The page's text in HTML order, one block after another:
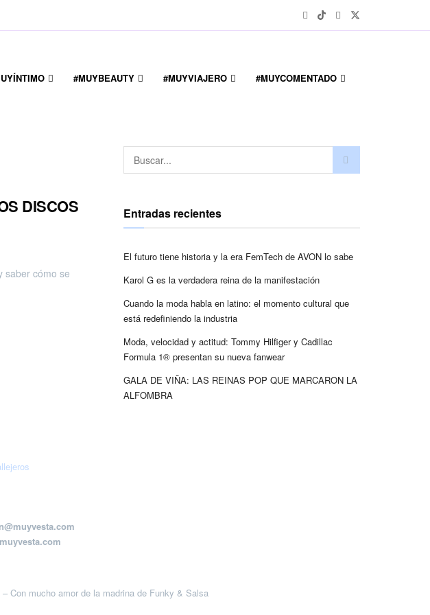
#MUYBEAUTY #MUYVIAJERO #MUYCOMENTADO
DISCOS
saber cómo se
Entradas recientes
El futuro tiene historia y la era FemTech de AVON lo sabe
Karol G es la verdadera reina de la manifestación
Cuando la moda habla en latino: el momento cultural que
está redefiniendo la industria
Moda, velocidad y actitud: Tommy Hilfiger y Cadillac
Formula 1® presentan su nueva fanwear
GALA DE VIÑA: LAS REINAS POP QUE MARCARON LA
ALFOMBRA
Con mucho amor de la madrina de Funky & Salsa